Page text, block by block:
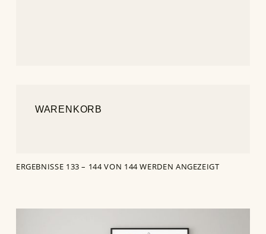
ERGEBNISSE 133 – 144 VON 144 WERDEN ANGEZEIGT
WARENKORB